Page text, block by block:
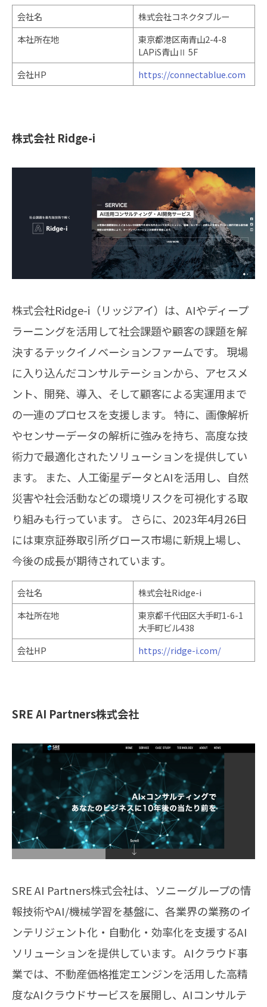
会社名
株式会社コネクタブルー
本社所在地
東京都港区南青山2-4-8
LAPiS青山Ⅱ 5F
会社HP
https://connectablue.com
株式会社 Ridge-i
株式会社Ridge-i（リッジアイ）は、AIやディープ
ラーニングを活用して社会課題や顧客の課題を解
決するテックイノベーションファームです。 ​現場
に入り込んだコンサルテーションから、アセスメ
ント、開発、導入、そして顧客による実運用まで
の一連のプロセスを支援します。 ​特に、画像解析
やセンサーデータの解析に強みを持ち、高度な技
術力で最適化されたソリューションを提供してい
ます。 ​また、人工衛星データとAIを活用し、自然
災害や社会活動などの環境リスクを可視化する取
り組みも行っています。 ​さらに、2023年4月26日
には東京証券取引所グロース市場に新規上場し、
今後の成長が期待されています。
会社名
株式会社Ridge-i
本社所在地
東京都千代田区大手町1-6-1
大手町ビル438
会社HP
https://ridge-i.com/
SRE AI Partners株式会社
SRE AI Partners株式会社は、ソニーグループの情
報技術やAI/機械学習を基盤に、各業界の業務のイ
ンテリジェント化・自動化・効率化を支援するAI
ソリューションを提供しています。 ​AIクラウド事
業では、不動産価格推定エンジンを活用した高精
度なAIクラウドサービスを展開し、​AIコンサルテ